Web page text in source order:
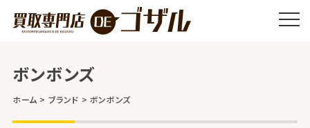
ボンボンズ
ホーム ブランド ボンボンズ